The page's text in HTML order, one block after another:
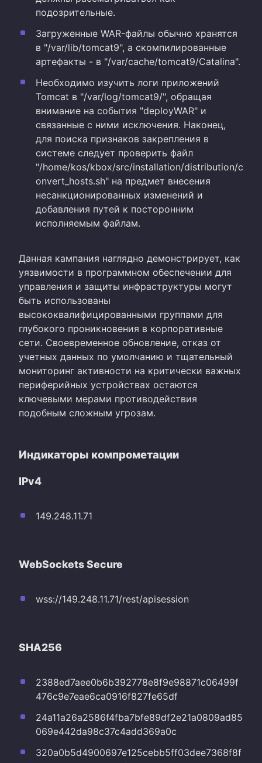
подозрительные.
Загруженные WAR-файлы обычно хранятся
в "/var/lib/tomcat9", а скомпилированные
артефакты - в "/var/cache/tomcat9/Catalina".
Необходимо изучить логи приложений
Tomcat в "/var/log/tomcat9/", обращая
внимание на события "deployWAR" и
связанные с ними исключения. Наконец,
для поиска признаков закрепления в
системе следует проверить файл
"/home/kos/kbox/src/installation/distribution/c
onvert_hosts.sh" на предмет внесения
несанкционированных изменений и
добавления путей к посторонним
исполняемым файлам.
Данная кампания наглядно демонстрирует, как
уязвимости в программном обеспечении для
управления и защиты инфраструктуры могут
быть использованы
высококвалифицированными группами для
глубокого проникновения в корпоративные
сети. Своевременное обновление, отказ от
учетных данных по умолчанию и тщательный
мониторинг активности на критически важных
периферийных устройствах остаются
ключевыми мерами противодействия
подобным сложным угрозам.
Индикаторы компрометации
IPv4
149.248.11.71
WebSockets Secure
wss://149.248.11.71/rest/apisession
SHA256
2388ed7aee0b6b392778e8f9e98871c06499f
476c9e7eae6ca0916f827fe65df
24a11a26a2586f4fba7bfe89df2e21a0809ad85
069e442da98c37c4add369a0c
320a0b5d4900697e125cebb5ff03dee7368f8f